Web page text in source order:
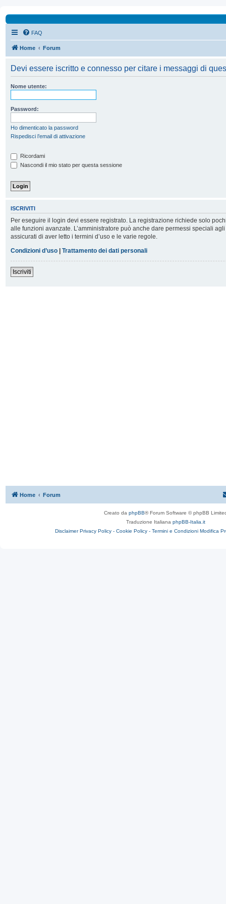
FAQ
Home Forum
Devi essere iscritto e connesso per citare i messaggi di
Nome utente:
Password:
Ho dimenticato la password
Rispedisci l’email di attivazione
Ricordami
Nascondi il mio stato per questa sessione
ISCRIVITI
Per eseguire il login devi essere registrato. La registrazione richiede solo
alle funzioni avanzate. L’amministratore può anche dare permessi speciali
assicurati di aver letto i termini d’uso e le varie regole.
Condizioni d’uso | Trattamento dei dati personali
Iscriviti
Home Forum
Creato da phpBB® Forum Software © phpBB
Traduzione Italiana phpBB-Italia.it
Disclaimer Privacy Policy - Cookie Policy - Termini e Condizioni Modifica